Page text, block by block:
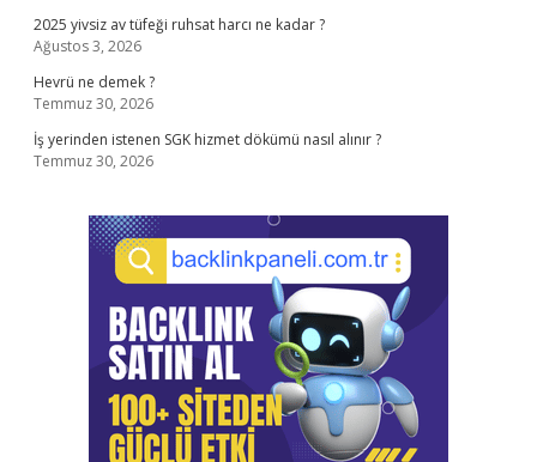
2025 yivsiz av tüfeği ruhsat harcı ne kadar ?
Ağustos 3, 2026
Hevrü ne demek ?
Temmuz 30, 2026
İş yerinden istenen SGK hizmet dökümü nasıl alınır ?
Temmuz 30, 2026